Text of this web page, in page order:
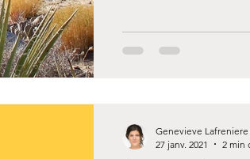
Genevieve Lafreniere
27 janv. 2021
2 min